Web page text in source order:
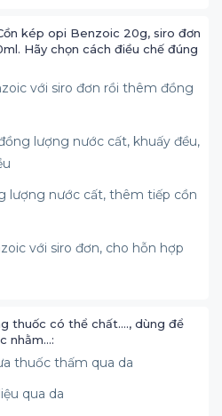
kép opi Benzoic 20g, siro đơn
Hãy chọn cách điều chế đúng
với siro đơn rồi thêm đồng
lượng nước cất, khuấy đều,
lượng nước cất, thêm tiếp cồn
với siro đơn, cho hỗn hợp
thuốc có thể chất…., dùng để
nhằm…:
thuốc thấm qua da
qua da